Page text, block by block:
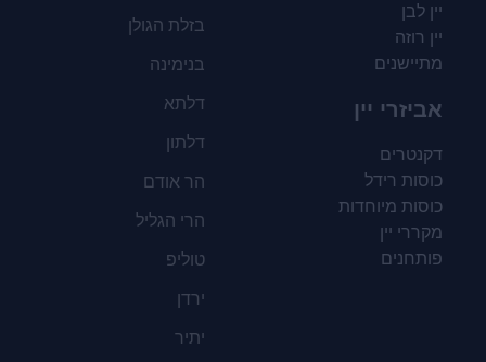
יין לבן
יין רוזה
מתיישנים
אביזרי יין
דקנטרים
כוסות רידל
כוסות מיוחדות
מקררי יין
פותחנים
בזלת הגולן
בנימינה
דלתא
דלתון
הר אודם
הרי הגליל
טוליפ
ירדן
יתיר